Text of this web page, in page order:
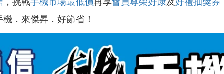
機．來傑昇．好節省！